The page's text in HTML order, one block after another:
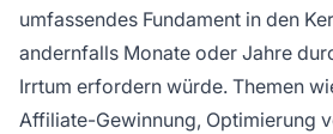
umfassendes Fundament in den
andernfalls Monate oder Jahre
Irrtum erfordern würde. Themen
Affiliate-Gewinnung, Optimierung